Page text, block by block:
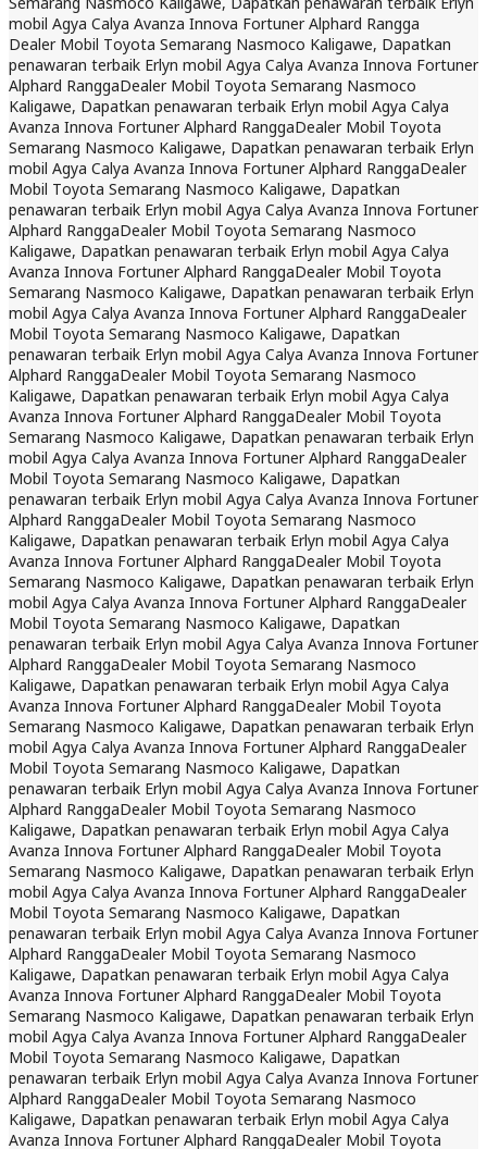
mobil Agya Calya Avanza Innova Fortuner Alphard Rangga
Dealer Mobil Toyota Semarang Nasmoco Kaligawe, Dapatkan
penawaran terbaik Erlyn mobil Agya Calya Avanza Innova Fortuner
Alphard RanggaDealer Mobil Toyota Semarang Nasmoco
Kaligawe, Dapatkan penawaran terbaik Erlyn mobil Agya Calya
Avanza Innova Fortuner Alphard RanggaDealer Mobil Toyota
Semarang Nasmoco Kaligawe, Dapatkan penawaran terbaik Erlyn
mobil Agya Calya Avanza Innova Fortuner Alphard RanggaDealer
Mobil Toyota Semarang Nasmoco Kaligawe, Dapatkan
penawaran terbaik Erlyn mobil Agya Calya Avanza Innova Fortuner
Alphard RanggaDealer Mobil Toyota Semarang Nasmoco
Kaligawe, Dapatkan penawaran terbaik Erlyn mobil Agya Calya
Avanza Innova Fortuner Alphard RanggaDealer Mobil Toyota
Semarang Nasmoco Kaligawe, Dapatkan penawaran terbaik Erlyn
mobil Agya Calya Avanza Innova Fortuner Alphard RanggaDealer
Mobil Toyota Semarang Nasmoco Kaligawe, Dapatkan
penawaran terbaik Erlyn mobil Agya Calya Avanza Innova Fortuner
Alphard RanggaDealer Mobil Toyota Semarang Nasmoco
Kaligawe, Dapatkan penawaran terbaik Erlyn mobil Agya Calya
Avanza Innova Fortuner Alphard RanggaDealer Mobil Toyota
Semarang Nasmoco Kaligawe, Dapatkan penawaran terbaik Erlyn
mobil Agya Calya Avanza Innova Fortuner Alphard RanggaDealer
Mobil Toyota Semarang Nasmoco Kaligawe, Dapatkan
penawaran terbaik Erlyn mobil Agya Calya Avanza Innova Fortuner
Alphard RanggaDealer Mobil Toyota Semarang Nasmoco
Kaligawe, Dapatkan penawaran terbaik Erlyn mobil Agya Calya
Avanza Innova Fortuner Alphard RanggaDealer Mobil Toyota
Semarang Nasmoco Kaligawe, Dapatkan penawaran terbaik Erlyn
mobil Agya Calya Avanza Innova Fortuner Alphard RanggaDealer
Mobil Toyota Semarang Nasmoco Kaligawe, Dapatkan
penawaran terbaik Erlyn mobil Agya Calya Avanza Innova Fortuner
Alphard RanggaDealer Mobil Toyota Semarang Nasmoco
Kaligawe, Dapatkan penawaran terbaik Erlyn mobil Agya Calya
Avanza Innova Fortuner Alphard RanggaDealer Mobil Toyota
Semarang Nasmoco Kaligawe, Dapatkan penawaran terbaik Erlyn
mobil Agya Calya Avanza Innova Fortuner Alphard RanggaDealer
Mobil Toyota Semarang Nasmoco Kaligawe, Dapatkan
penawaran terbaik Erlyn mobil Agya Calya Avanza Innova Fortuner
Alphard RanggaDealer Mobil Toyota Semarang Nasmoco
Kaligawe, Dapatkan penawaran terbaik Erlyn mobil Agya Calya
Avanza Innova Fortuner Alphard RanggaDealer Mobil Toyota
Semarang Nasmoco Kaligawe, Dapatkan penawaran terbaik Erlyn
mobil Agya Calya Avanza Innova Fortuner Alphard RanggaDealer
Mobil Toyota Semarang Nasmoco Kaligawe, Dapatkan
penawaran terbaik Erlyn mobil Agya Calya Avanza Innova Fortuner
Alphard RanggaDealer Mobil Toyota Semarang Nasmoco
Kaligawe, Dapatkan penawaran terbaik Erlyn mobil Agya Calya
Avanza Innova Fortuner Alphard RanggaDealer Mobil Toyota
Semarang Nasmoco Kaligawe, Dapatkan penawaran terbaik Erlyn
mobil Agya Calya Avanza Innova Fortuner Alphard RanggaDealer
Mobil Toyota Semarang Nasmoco Kaligawe, Dapatkan
penawaran terbaik Erlyn mobil Agya Calya Avanza Innova Fortuner
Alphard RanggaDealer Mobil Toyota Semarang Nasmoco
Kaligawe, Dapatkan penawaran terbaik Erlyn mobil Agya Calya
Avanza Innova Fortuner Alphard RanggaDealer Mobil Toyota